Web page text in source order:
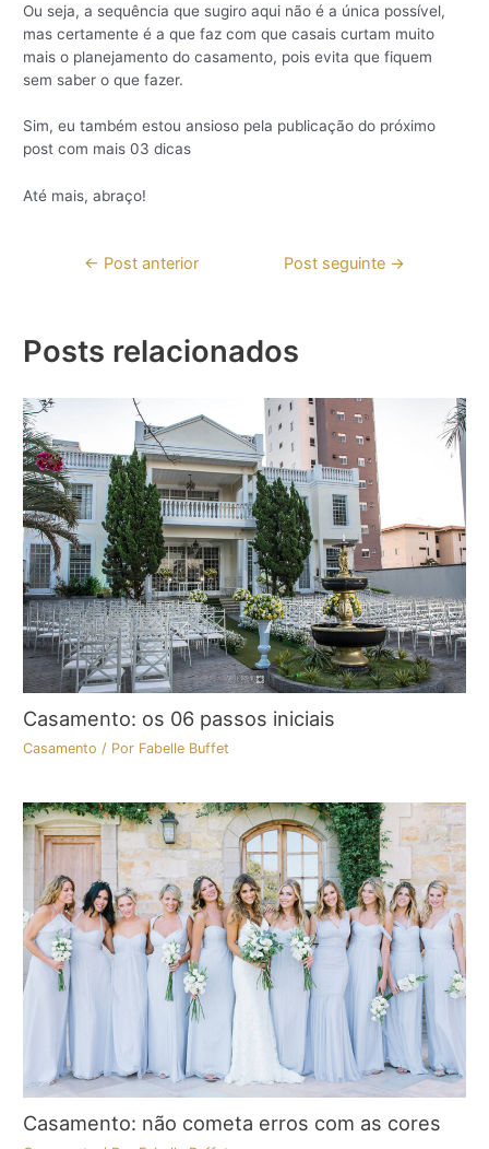
Ou seja, a sequência que sugiro aqui não é a única possível,
mas certamente é a que faz com que casais curtam muito
mais o planejamento do casamento, pois evita que fiquem
sem saber o que fazer.
Sim, eu também estou ansioso pela publicação do próximo
post com mais 03 dicas
Até mais, abraço!
Navegação
← Post anterior Post seguinte →
Posts relacionados
Casamento: os 06 passos iniciais
Casamento / Por Fabelle Buffet
Casamento: não cometa erros com as cores